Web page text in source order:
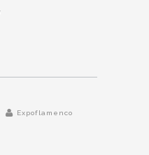
Expoflamenco